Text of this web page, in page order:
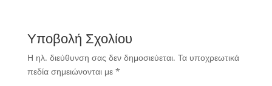
Υποβολή Σχολίου
Η ηλ. διεύθυνση σας δεν δημοσιεύεται. Τα υποχρεωτικά
πεδία σημειώνονται με *